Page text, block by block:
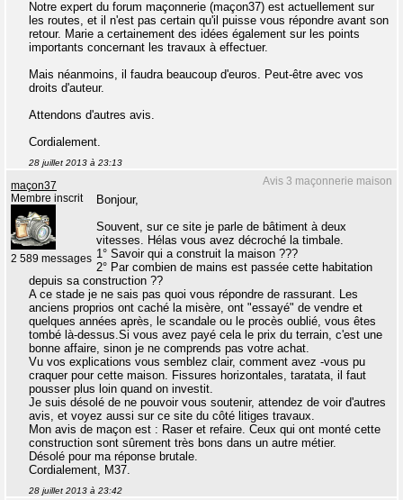
Notre expert du forum maçonnerie (maçon37) est actuellement sur
les routes, et il n'est pas certain qu'il puisse vous répondre avant son
retour. Marie a certainement des idées également sur les points
importants concernant les travaux à effectuer.
Mais néanmoins, il faudra beaucoup d'euros. Peut-être avec vos
droits d'auteur.
Attendons d'autres avis.
Cordialement.
28 juillet 2013 à 23:13
Avis 3 maçonnerie maison
maçon37
Membre inscrit
2 589 messages
Bonjour,
Souvent, sur ce site je parle de bâtiment à deux
vitesses. Hélas vous avez décroché la timbale.
1° Savoir qui a construit la maison ???
2° Par combien de mains est passée cette habitation
depuis sa construction ??
A ce stade je ne sais pas quoi vous répondre de rassurant. Les
anciens proprios ont caché la misère, ont "essayé" de vendre et
quelques années après, le scandale ou le procès oublié, vous êtes
tombé là-dessus.Si vous avez payé cela le prix du terrain, c'est une
bonne affaire, sinon je ne comprends pas votre achat.
Vu vos explications vous semblez clair, comment avez -vous pu
craquer pour cette maison. Fissures horizontales, taratata, il faut
pousser plus loin quand on investit.
Je suis désolé de ne pouvoir vous soutenir, attendez de voir d'autres
avis, et voyez aussi sur ce site du côté litiges travaux.
Mon avis de maçon est : Raser et refaire. Ceux qui ont monté cette
construction sont sûrement très bons dans un autre métier.
Désolé pour ma réponse brutale.
Cordialement, M37.
28 juillet 2013 à 23:42